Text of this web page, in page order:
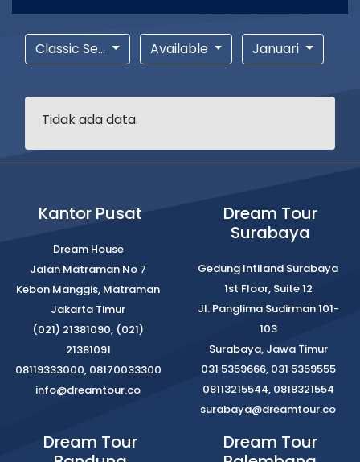
Classic Se... Available Januari
Tidak ada data.
Kantor Pusat
Dream House
Jalan Matraman No 7
Kebon Manggis, Matraman
Jakarta Timur
(021) 21381090, (021)
21381091
08119333000, 08170033300
info@dreamtour.co
Dream Tour
Surabaya
Gedung Intiland Surabaya
1st Floor, Suite 12
Jl. Panglima Sudirman 101-
103
Surabaya, Jawa Timur
031 5359666, 031 5359555
08113215544, 0818321554
surabaya@dreamtour.co
Dream Tour
Dream Tour